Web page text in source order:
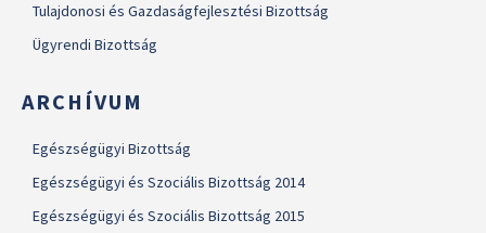
Tulajdonosi és Gazdaságfejlesztési Bizottság
Ügyrendi Bizottság
ARCHÍVUM
Egészségügyi Bizottság
Egészségügyi és Szociális Bizottság 2014
Egészségügyi és Szociális Bizottság 2015